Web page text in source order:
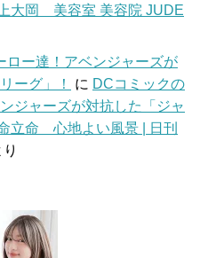
大岡 美容室 美容院 JUDE
ロー達！アベンジャーズが
ーグ」！
に DCコミックの
ジャーズが対抗した「ジャ
立命 心地よい風景 | 日刊
り